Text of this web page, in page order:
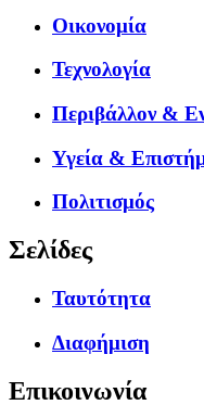
Οικονομία
Τεχνολογία
Περιβάλλον &
Υγεία &
Πολιτισμός
Σελίδες
Ταυτότητα
Διαφήμιση
Επικοινωνία